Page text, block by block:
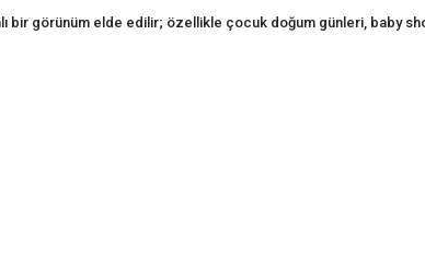
bir görünüm elde edilir; özellikle çocuk doğum günleri, baby